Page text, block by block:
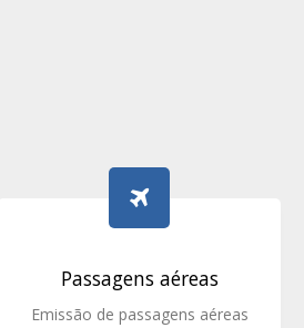
Passagens aéreas
Emissão de passagens aéreas